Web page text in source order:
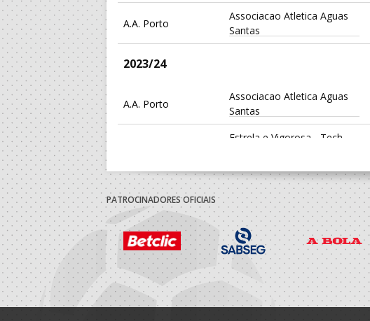
A.A. Porto
Associacao Atletica Aguas
Santas
2023/24
A.A. Porto
Associacao Atletica Aguas
Santas
Estrela e Vigorosa - Tech
2022/23
A.A. Porto Estrela Vigorosa Sport
Porto A Praia
Ass.Desportiva OSN - AP
2021/22
Estrela e Vigorosa - Tech
PATROCINADORES OFICIAIS